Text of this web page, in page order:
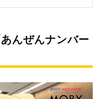
んぜんナンバー